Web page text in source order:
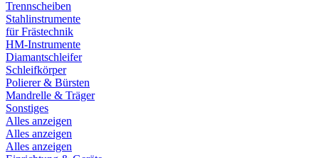
Trennscheiben
Stahlinstrumente
für Frästechnik
HM-Instrumente
Diamantschleifer
Schleifkörper
Polierer & Bürsten
Mandrelle & Träger
Sonstiges
Alles anzeigen
Alles anzeigen
Alles anzeigen